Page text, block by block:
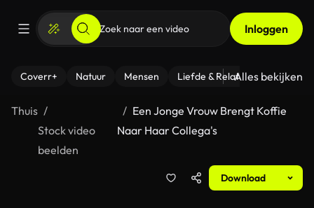
Inloggen
Coverr+ Natuur Mensen Liefde & Relaties - Fitness
Alles bekijken
Thuis
Stock video
beelden
Een Jonge Vrouw Brengt Koffie
Naar Haar Collega's
Download